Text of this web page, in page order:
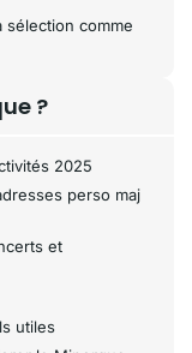
sélection comme
?
2025
perso maj
et
utiles